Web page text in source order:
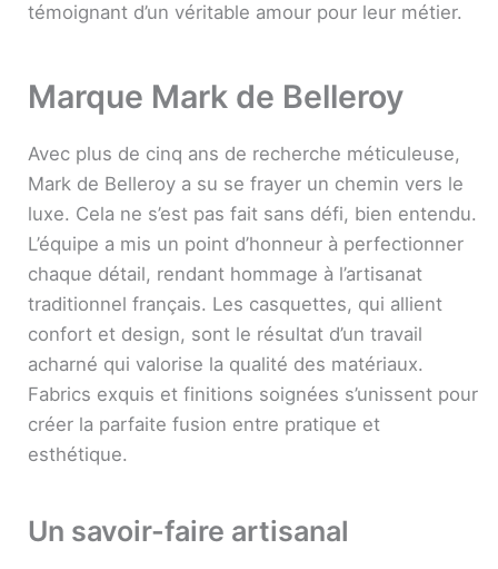
témoignant d’un véritable amour pour leur métier.
Marque Mark de Belleroy
Avec plus de cinq ans de recherche méticuleuse,
Mark de Belleroy a su se frayer un chemin vers le
luxe. Cela ne s’est pas fait sans défi, bien entendu.
L’équipe a mis un point d’honneur à perfectionner
chaque détail, rendant hommage à l’artisanat
traditionnel français. Les casquettes, qui allient
confort et design, sont le résultat d’un travail
acharné qui valorise la qualité des matériaux.
Fabrics exquis et finitions soignées s’unissent pour
créer la parfaite fusion entre pratique et
esthétique.
Un savoir-faire artisanal